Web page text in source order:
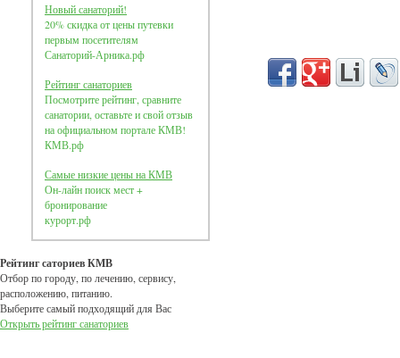
Новый санаторий!
20% скидка от цены путевки
первым посетителям
Санаторий-Арника.рф
Рейтинг санаториев
Посмотрите рейтинг, сравните
санатории, оставьте и свой отзыв
на официальном портале КМВ!
КМВ.рф
Самые низкие цены на КМВ
Он-лайн поиск мест +
бронирование
курорт.рф
Рейтинг саториев КМВ
Отбор по городу, по лечению, сервису,
расположению, питанию.
Выберите самый подходящий для Вас
Открыть рейтинг санаториев